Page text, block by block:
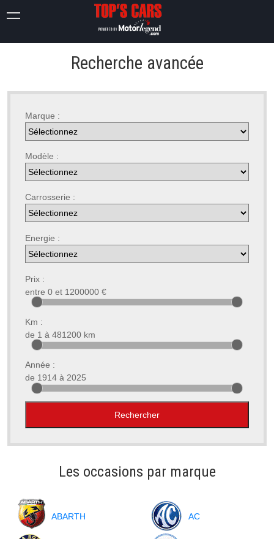
Recherche avancée
Marque :
Modèle :
Carrosserie :
Energie :
Prix :
entre 0 et 1200000 €
Km :
de 1 à 481200 km
Année :
de 1914 à 2025
Les occasions par marque
ABARTH AC